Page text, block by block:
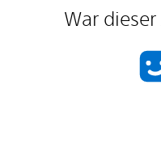
War